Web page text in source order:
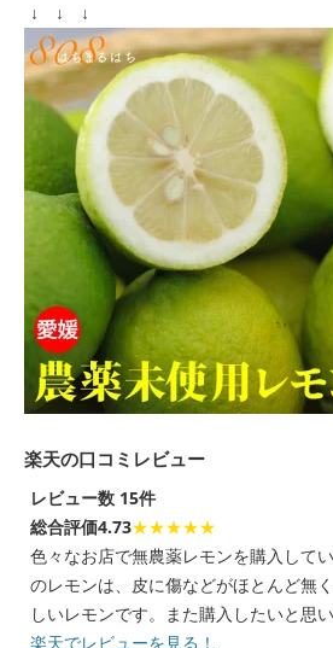
↓ ↓ ↓
楽天の口コミレビュー
レビュー数 15件
総合評価4.73★★★★★
色々なお店で無農薬レモンを購入して
のレモンは、皮に傷などがほとんど無
しいレモンです。また購入したいと思
楽天でレビューを見る！